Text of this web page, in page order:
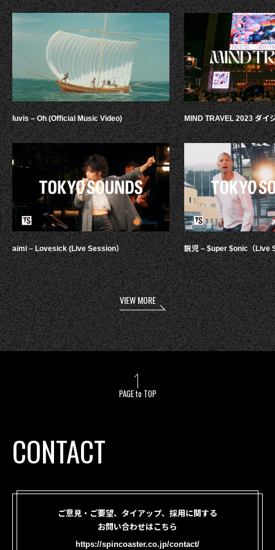
luvis – Oh (Official Music Video)
aimi – Lovesick (Live Session）
MIND TRAVEL 2023 ダイ
鋭児 – $uper $onic（Live
VIEW MORE
PAGE to TOP
CONTACT
ご意見・ご要望、タイアップ、採用に関する
お問い合わせはこちら
https://spincoaster.co.jp/contact/